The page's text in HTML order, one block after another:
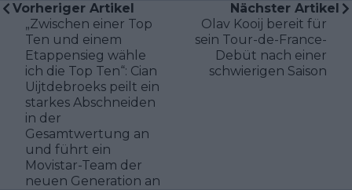
Vorheriger Artikel
„Zwischen einer Top
Ten und einem
Etappensieg wähle
ich die Top Ten“: Cian
Uijtdebroeks peilt ein
starkes Abschneiden
in der
Gesamtwertung an
und führt ein
Movistar-Team der
neuen Generation an
Nächster Artikel
Olav Kooij bereit für
sein Tour-de-France-
Debüt nach einer
schwierigen Saison